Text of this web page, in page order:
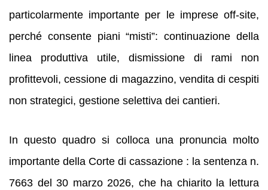
particolarmente importante per le imprese off-site,
perché consente piani “misti”: continuazione della
linea produttiva utile, dismissione di rami non
profittevoli, cessione di magazzino, vendita di cespiti
non strategici, gestione selettiva dei cantieri.
In questo quadro si colloca una pronuncia molto
importante della Corte di cassazione : la sentenza n.
7663 del 30 marzo 2026, che ha chiarito la lettura